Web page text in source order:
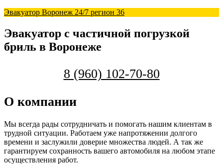
Эвакуатор Воронеж 24/7 регион 36
Эвакуатор с частичной погрузкой
бриль в Воронеже
8 (960) 102-70-80
О компании
Мы всегда рады сотрудничать и помогать нашим клиентам в
трудной ситуации. Работаем уже напротяжении долгого
времени и заслужили доверие множества людей. А так же
гарантируем сохранность вашего автомобиля на любом этапе
осуществления работ.